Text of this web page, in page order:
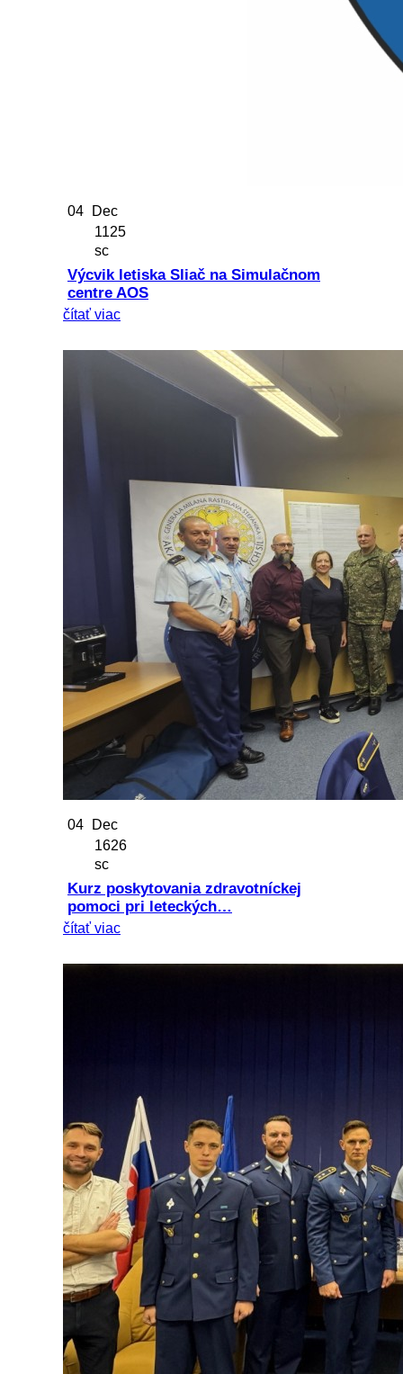
04
Dec
1125
sc
Výcvik letiska Sliač na Simulačnom
centre AOS
čítať viac
04
Dec
1626
sc
Kurz poskytovania zdravotníckej
pomoci pri leteckých…
čítať viac